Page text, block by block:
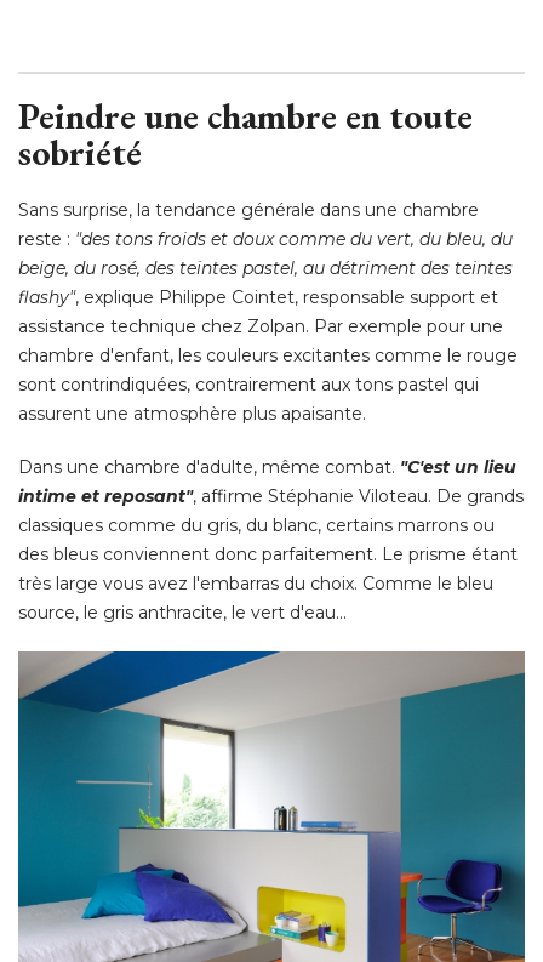
Peindre une chambre en toute
sobriété
Sans surprise, la tendance générale dans une chambre
reste : "des tons froids et doux comme du vert, du bleu, du
beige, du rosé, des teintes pastel, au détriment des teintes
flashy", explique Philippe Cointet, responsable support et
assistance technique chez Zolpan. Par exemple pour une
chambre d'enfant, les couleurs excitantes comme le rouge
sont contrindiquées, contrairement aux tons pastel qui
assurent une atmosphère plus apaisante.
Dans une chambre d'adulte, même combat. "C'est un lieu
intime et reposant", affirme Stéphanie Viloteau. De grands
classiques comme du gris, du blanc, certains marrons ou
des bleus conviennent donc parfaitement. Le prisme étant
très large vous avez l'embarras du choix. Comme le bleu
source, le gris anthracite, le vert d'eau...